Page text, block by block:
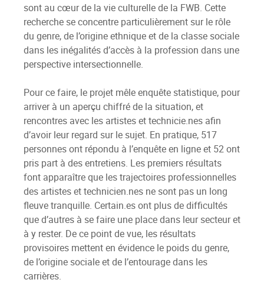
sont au cœur de la vie culturelle de la FWB. Cette
recherche se concentre particulièrement sur le rôle
du genre, de l’origine ethnique et de la classe sociale
dans les inégalités d’accès à la profession dans une
perspective intersectionnelle.
Pour ce faire, le projet mêle enquête statistique, pour
arriver à un aperçu chiffré de la situation, et
rencontres avec les artistes et technicie.nes afin
d’avoir leur regard sur le sujet. En pratique, 517
personnes ont répondu à l’enquête en ligne et 52 ont
pris part à des entretiens. Les premiers résultats
font apparaître que les trajectoires professionnelles
des artistes et technicien.nes ne sont pas un long
fleuve tranquille. Certain.es ont plus de difficultés
que d’autres à se faire une place dans leur secteur et
à y rester. De ce point de vue, les résultats
provisoires mettent en évidence le poids du genre,
de l’origine sociale et de l’entourage dans les
carrières.